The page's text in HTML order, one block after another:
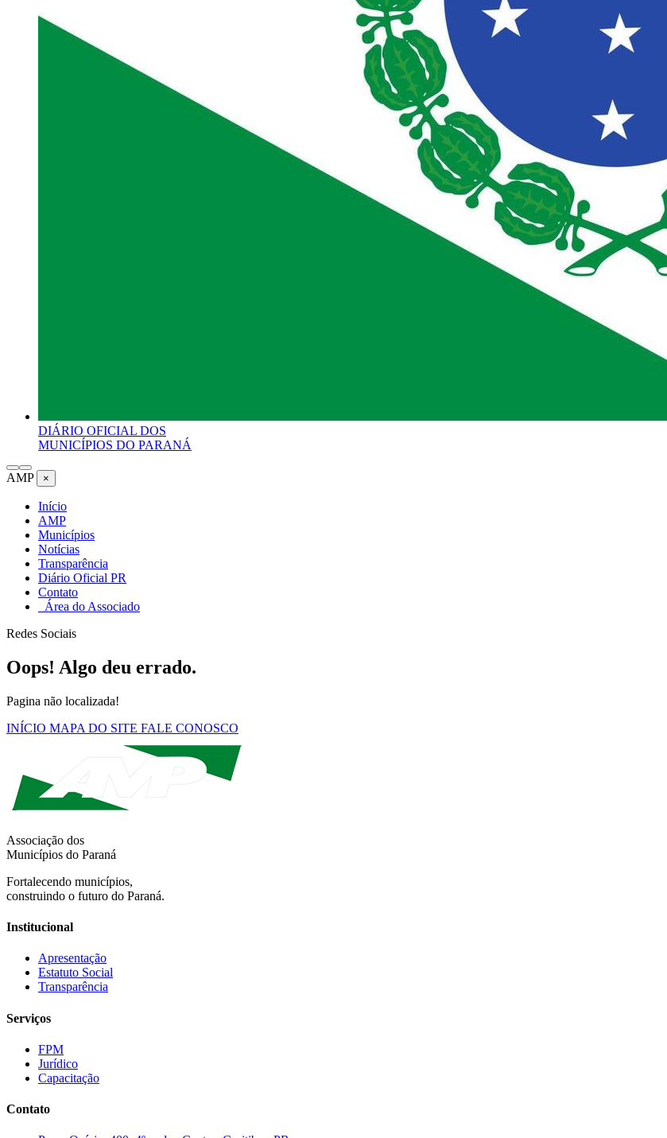
DIÁRIO OFICIAL DOS
MUNICÍPIOS DO PARANÁ
AMP ×
Início
AMP
Municípios
Notícias
Transparência
Diário Oficial PR
Contato
Área do Associado
Redes Sociais
Oops! Algo deu errado.
Pagina não localizada!
INÍCIO MAPA DO SITE FALE CONOSCO
Associação dos
Municípios do Paraná
Fortalecendo municípios,
construindo o futuro do Paraná.
Institucional
Apresentação
Estatuto Social
Transparência
Serviços
FPM
Jurídico
Capacitação
Contato